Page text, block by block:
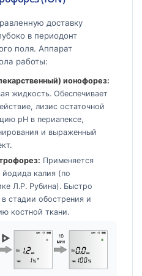
доставку
в периодонт
поля. Аппарат
работы:
ионофорез:
жидкость. Обеспечивает
лизис остаточной
pH в периапексе,
и выраженный
Применяется
калия (по
Л.Р. Рубина). Быстро
стадии обострения и
костной ткани.